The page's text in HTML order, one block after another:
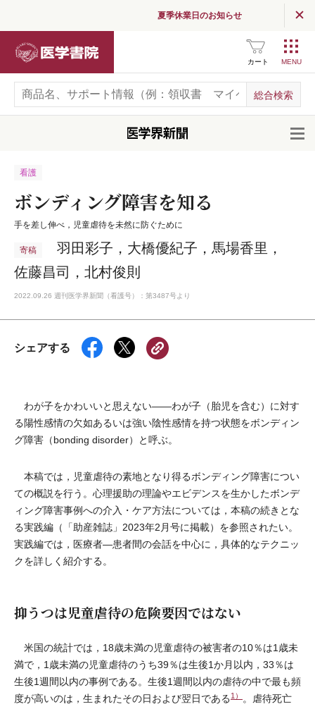
夏季休業日のお知らせ
カート
看護
ボンディング障害を知る
手を差し伸べ，児童虐待を未然に防ぐために
寄稿
羽田彩子，大橋優紀子，馬場香里，
佐藤昌司，北村俊則
2022.09.26 週刊医学界新聞（看護号）：第3487号より
シェアする
わが子をかわいいと思えない――わが子（胎児を含む）に対す
る陽性感情の欠如あるいは強い陰性感情を持つ状態をボンディン
グ障害（bonding disorder）と呼ぶ。
本稿では，児童虐待の素地となり得るボンディング障害につい
ての概説を行う。心理援助の理論やエビデンスを生かしたボンデ
ィング障害事例への介入・ケア方法については，本稿の続きとな
る実践編（「助産雑誌」2023年2月号に掲載）を参照されたい。
実践編では，医療者―患者間の会話を中心に，具体的なテクニッ
クを詳しく紹介する。
抑うつは児童虐待の危険要因ではない
米国の統計では，18歳未満の児童虐待の被害者の10％は1歳未
満で，1歳未満の児童虐待のうち39％は生後1か月以内，33％は
生後1週間以内の事例である。生後1週間以内の虐待の中で最も頻
度が高いのは，生まれたその日および翌日である 1）
。虐待死亡